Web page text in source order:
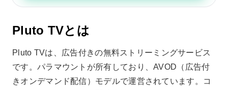
Pluto TVとは
Pluto TVは、広告付きの無料ストリーミングサービス
です。パラマウントが所有しており、AVOD（広告付
きオンデマンド配信）モデルで運営されています。コ